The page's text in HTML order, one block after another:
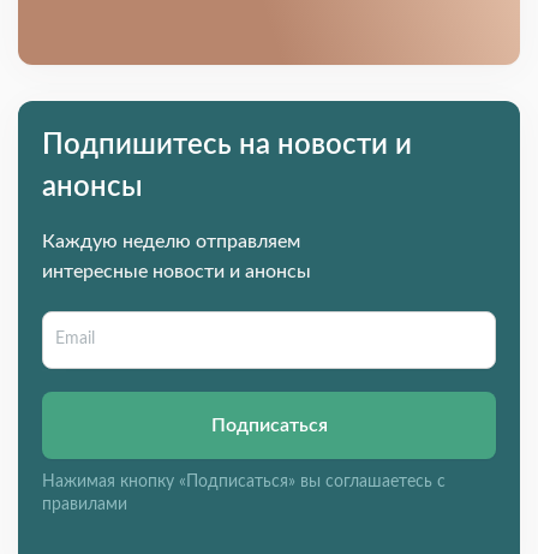
Подпишитесь на новости и
анонсы
Каждую неделю отправляем
интересные новости и анонсы
Подписаться
Нажимая кнопку «Подписаться» вы соглашаетесь с
правилами